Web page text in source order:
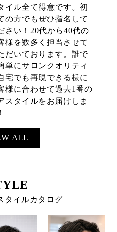
イル全て得意です。初
の方でもぜひ指名して
さい！20代から40代の
様を数多く担当させて
だいております。誰で
単にサロンクオリティ
宅でも再現できる様に
様に合わせて過去1番の
スタイルをお届けしま
ALL
タイルカタログ